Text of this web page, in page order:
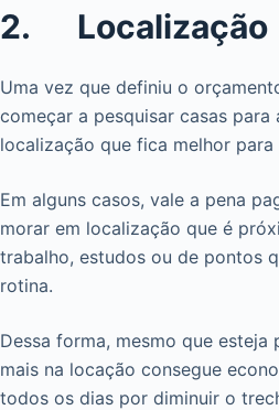
2. Localização
Uma vez que definiu o
começar a pesquisar casas
localização que fica melhor para
Em alguns casos, vale a pena
morar em localização que é
trabalho, estudos ou de pontos
rotina.
Dessa forma, mesmo que esteja
mais na locação consegue
todos os dias por diminuir o